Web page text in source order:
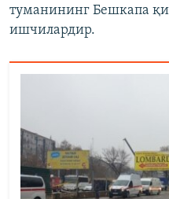
туманининг Бешкапа
ишчилардир.